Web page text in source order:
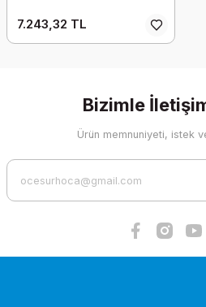
7.243,32 TL
Bizimle
Ürün memnuniyeti, istek